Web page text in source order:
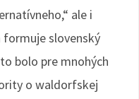
ale i
slovenský
bolo pre mnohých
o waldorfskej